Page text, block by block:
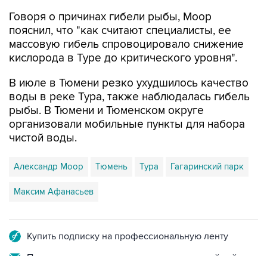
Говоря о причинах гибели рыбы, Моор
пояснил, что "как считают специалисты, ее
массовую гибель спровоцировало снижение
кислорода в Туре до критического уровня".
В июле в Тюмени резко ухудшилось качество
воды в реке Тура, также наблюдалась гибель
рыбы. В Тюмени и Тюменском округе
организовали мобильные пункты для набора
чистой воды.
Александр Моор Тюмень Тура Гагаринский парк
Максим Афанасьев
Купить подписку на профессиональную ленту